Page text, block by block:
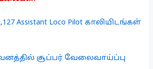
Assistant Loco Pilot காலியிடங்கள்
சூப்பர் வேலைவாய்ப்பு